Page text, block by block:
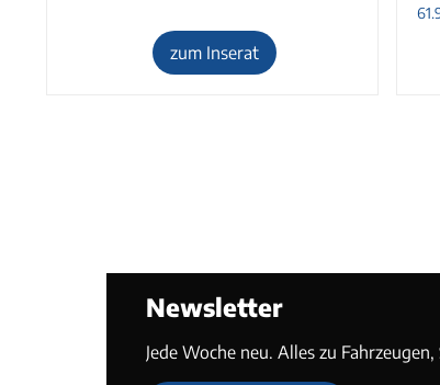
zum Inserat
Newsletter
Jede Woche neu. Alles zu